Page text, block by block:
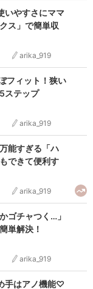
いやすさにママ
ス」で簡単収
arika_919
フィット！狭い
ステップ
arika_919
能すぎる「ハ
できて便利す
arika_919
ゴチャつく…」
単解決！
arika_919
手はアノ機能♡